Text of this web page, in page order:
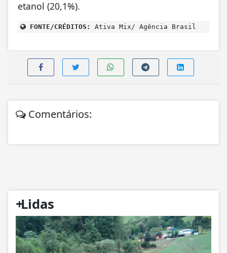
etanol (20,1%).
FONTE/CRÉDITOS: Ativa Mix/ Agência Brasil
Comentários:
+
Lidas